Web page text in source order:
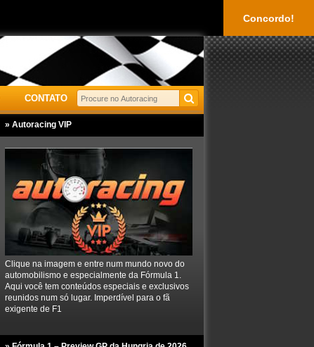
Concordo!
CONTATO
» Autoracing VIP
Clique na imagem e entre num mundo novo do
automobilismo e especialmente da Fórmula 1.
Aqui você tem conteúdos especiais e exclusivos
reunidos num só lugar. Imperdível para o fã
exigente de F1